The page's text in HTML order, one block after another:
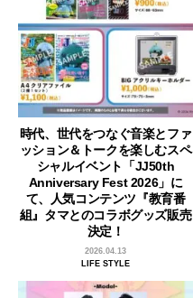
時代、世代をつなぐ音楽とファ
ッション＆トークを楽しむスペ
シャルイベント「JJ50th
Anniversary Fest 2026」に
て、人気コンテンツ『教育番
組』タマとのコラボグッズ販売
決定！
2026.04.13
LIFE STYLE